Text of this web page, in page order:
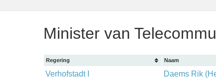
Minister van
Regering Naam
Verhofstadt I Daems Rik